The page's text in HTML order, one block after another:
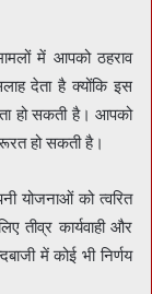
में आपको ठहराव
देता है क्योंकि इस
हो सकती है। आपको
हो सकती है।
योजनाओं को त्वरित
कार्यवाही और
में कोई भी निर्णय